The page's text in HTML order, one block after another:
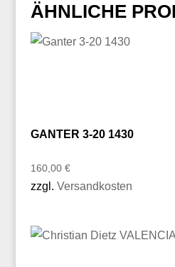
ÄHNLICHE
GANTER 3-20 1430
160,00 €
zzgl. Versandkosten